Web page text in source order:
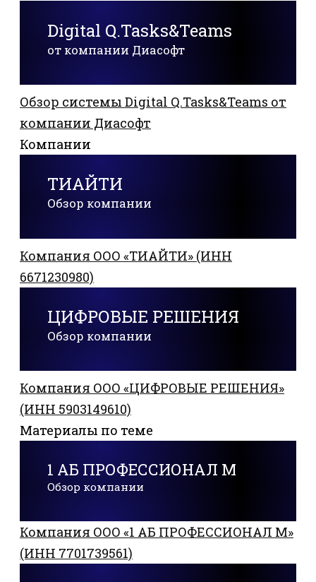
Digital Q.Tasks&Teams
от компании Диасофт
Обзор системы Digital Q.Tasks&Teams от
компании Диасофт
Компании
ТИАЙТИ
Обзор компании
Компания ООО «ТИАЙТИ» (ИНН
6671230980)
ЦИФРОВЫЕ РЕШЕНИЯ
Обзор компании
Компания ООО «ЦИФРОВЫЕ РЕШЕНИЯ»
(ИНН 5903149610)
Материалы по теме
1 АБ ПРОФЕССИОНАЛ М
Обзор компании
Компания ООО «1 АБ ПРОФЕССИОНАЛ М»
(ИНН 7701739561)